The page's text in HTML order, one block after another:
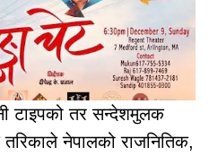
टाइपको तर सन्देशमुलक
नेपालको राजनितिक,